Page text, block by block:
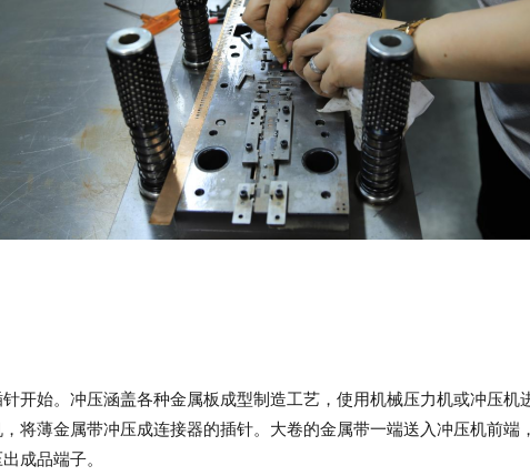
开始。冲压涵盖各种金属板成型制造工艺，使用机械压力机或冲压机
将薄金属带冲压成连接器的插针。大卷的金属带一端送入冲压机前
成品端子。